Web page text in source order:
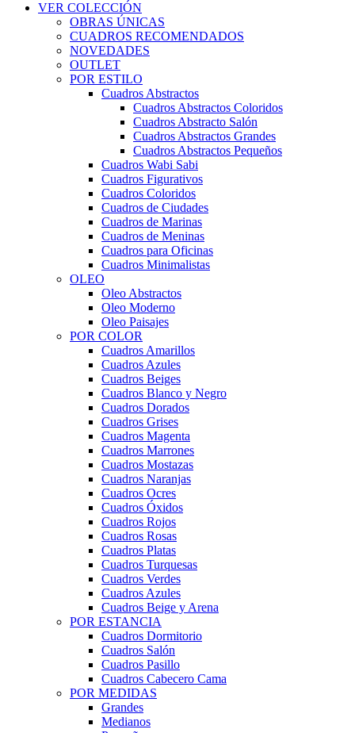
VER COLECCIÓN
OBRAS ÚNICAS
CUADROS RECOMENDADOS
NOVEDADES
OUTLET
POR ESTILO
Cuadros Abstractos
Cuadros Abstractos Coloridos
Cuadros Abstracto Salón
Cuadros Abstractos Grandes
Cuadros Abstractos Pequeños
Cuadros Wabi Sabi
Cuadros Figurativos
Cuadros Coloridos
Cuadros de Ciudades
Cuadros de Marinas
Cuadros de Meninas
Cuadros para Oficinas
Cuadros Minimalistas
OLEO
Oleo Abstractos
Oleo Moderno
Oleo Paisajes
POR COLOR
Cuadros Amarillos
Cuadros Azules
Cuadros Beiges
Cuadros Blanco y Negro
Cuadros Dorados
Cuadros Grises
Cuadros Magenta
Cuadros Marrones
Cuadros Mostazas
Cuadros Naranjas
Cuadros Ocres
Cuadros Óxidos
Cuadros Rojos
Cuadros Rosas
Cuadros Platas
Cuadros Turquesas
Cuadros Verdes
Cuadros Azules
Cuadros Beige y Arena
POR ESTANCIA
Cuadros Dormitorio
Cuadros Salón
Cuadros Pasillo
Cuadros Cabecero Cama
POR MEDIDAS
Grandes
Medianos